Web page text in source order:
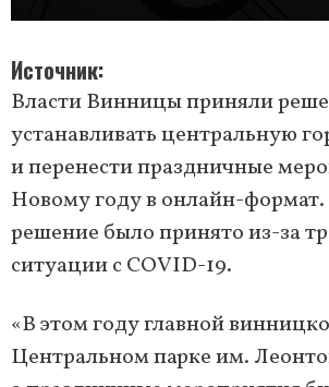
Источник
Власти Винницы приняли
устанавливать центральную
и перенести праздничные
Новому году в онлайн-формат.
решение было принято из-за
ситуации с COVID-19.
«В этом году главной
Центральном парке им.